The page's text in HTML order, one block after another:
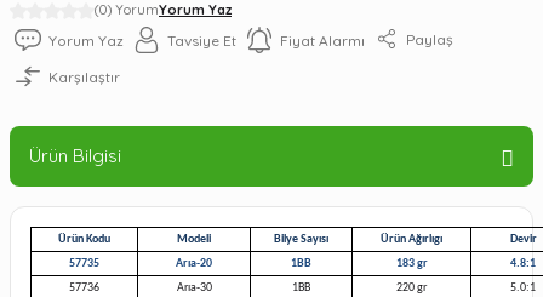
(0) YorumYorum Yaz
Yorum Yaz Tavsiye Et Fiyat Alarmı Paylaş
Karşılaştır
Ürün Bilgisi
Ürün Kodu Modeli Bilye Sayısı Ürün Ağırlıgı
Devir
57735
Arıa-20 1BB 183 gr
4.8:1
57736
Arıa-30 1BB 220 gr
5.0:1